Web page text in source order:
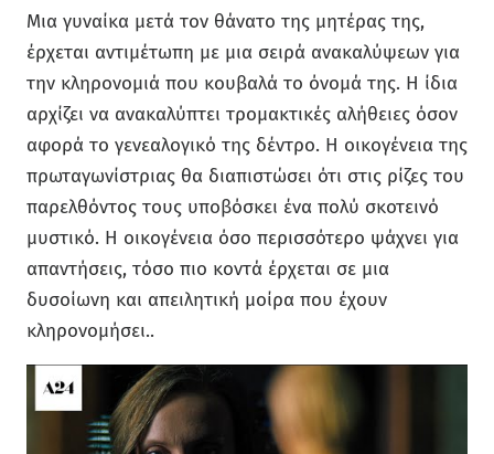
Μια γυναίκα μετά τον θάνατο της μητέρας της,
έρχεται αντιμέτωπη με μια σειρά ανακαλύψεων για
την κληρονομιά που κουβαλά το όνομά της. Η ίδια
αρχίζει να ανακαλύπτει τρομακτικές αλήθειες όσον
αφορά το γενεαλογικό της δέντρο. Η οικογένεια της
πρωταγωνίστριας θα διαπιστώσει ότι στις ρίζες του
παρελθόντος τους υποβόσκει ένα πολύ σκοτεινό
μυστικό. Η οικογένεια όσο περισσότερο ψάχνει για
απαντήσεις, τόσο πιο κοντά έρχεται σε μια
δυσοίωνη και απειλητική μοίρα που έχουν
κληρονομήσει..